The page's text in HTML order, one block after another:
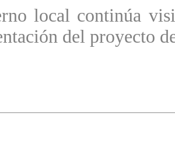
local continúa
del proyecto